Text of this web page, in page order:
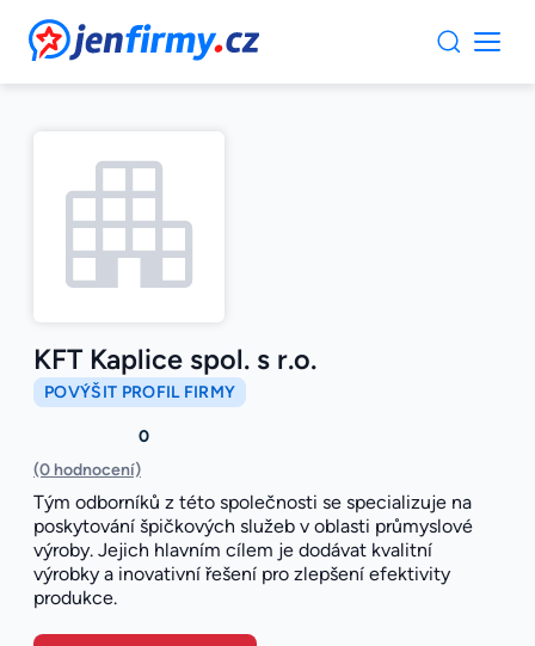
JenFirmy.cz
KFT Kaplice spol. s r.o.
POVÝŠIT PROFIL FIRMY
0
(0 hodnocení)
Tým odborníků z této společnosti se specializuje na
poskytování špičkových služeb v oblasti průmyslové
výroby. Jejich hlavním cílem je dodávat kvalitní
výrobky a inovativní řešení pro zlepšení efektivity
produkce.